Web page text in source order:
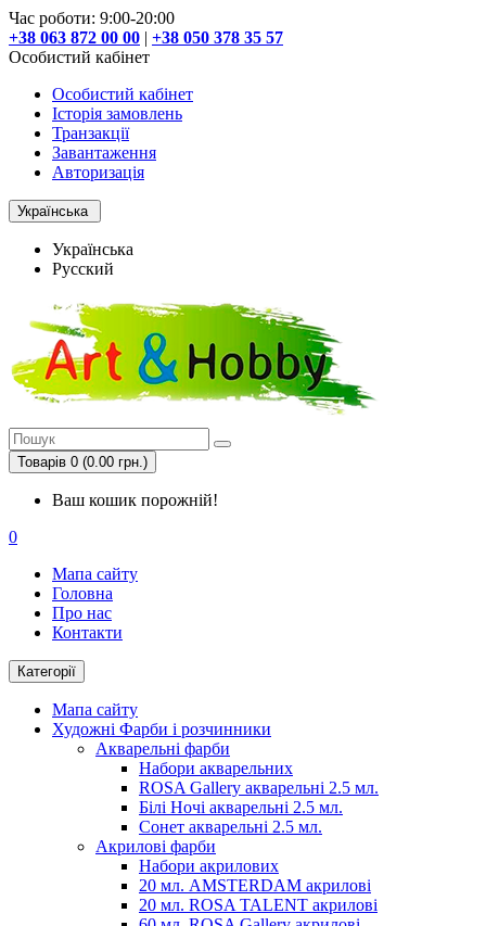
Час роботи: 9:00-20:00
+38 063 872 00 00 | +38 050 378 35 57
Особистий кабінет
Особистий кабінет
Історія замовлень
Транзакції
Завантаження
Авторизація
Українська
Українська
Русский
Товарів 0 (0.00 грн.)
Ваш кошик порожній!
0
Мапа сайту
Головна
Про нас
Контакти
Категорії
Мапа сайту
Художні Фарби і розчинники
Акварельні фарби
Набори акварельних
ROSA Gallery акварельні 2.5 мл.
Білі Ночі акварельні 2.5 мл.
Сонет акварельні 2.5 мл.
Акрилові фарби
Набори акрилових
20 мл. AMSTERDAM акрилові
20 мл. ROSA TALENT акрилові